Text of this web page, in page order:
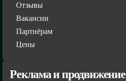
Отзывы
Вакансии
Партнёрам
Цены
Реклама и продвижение